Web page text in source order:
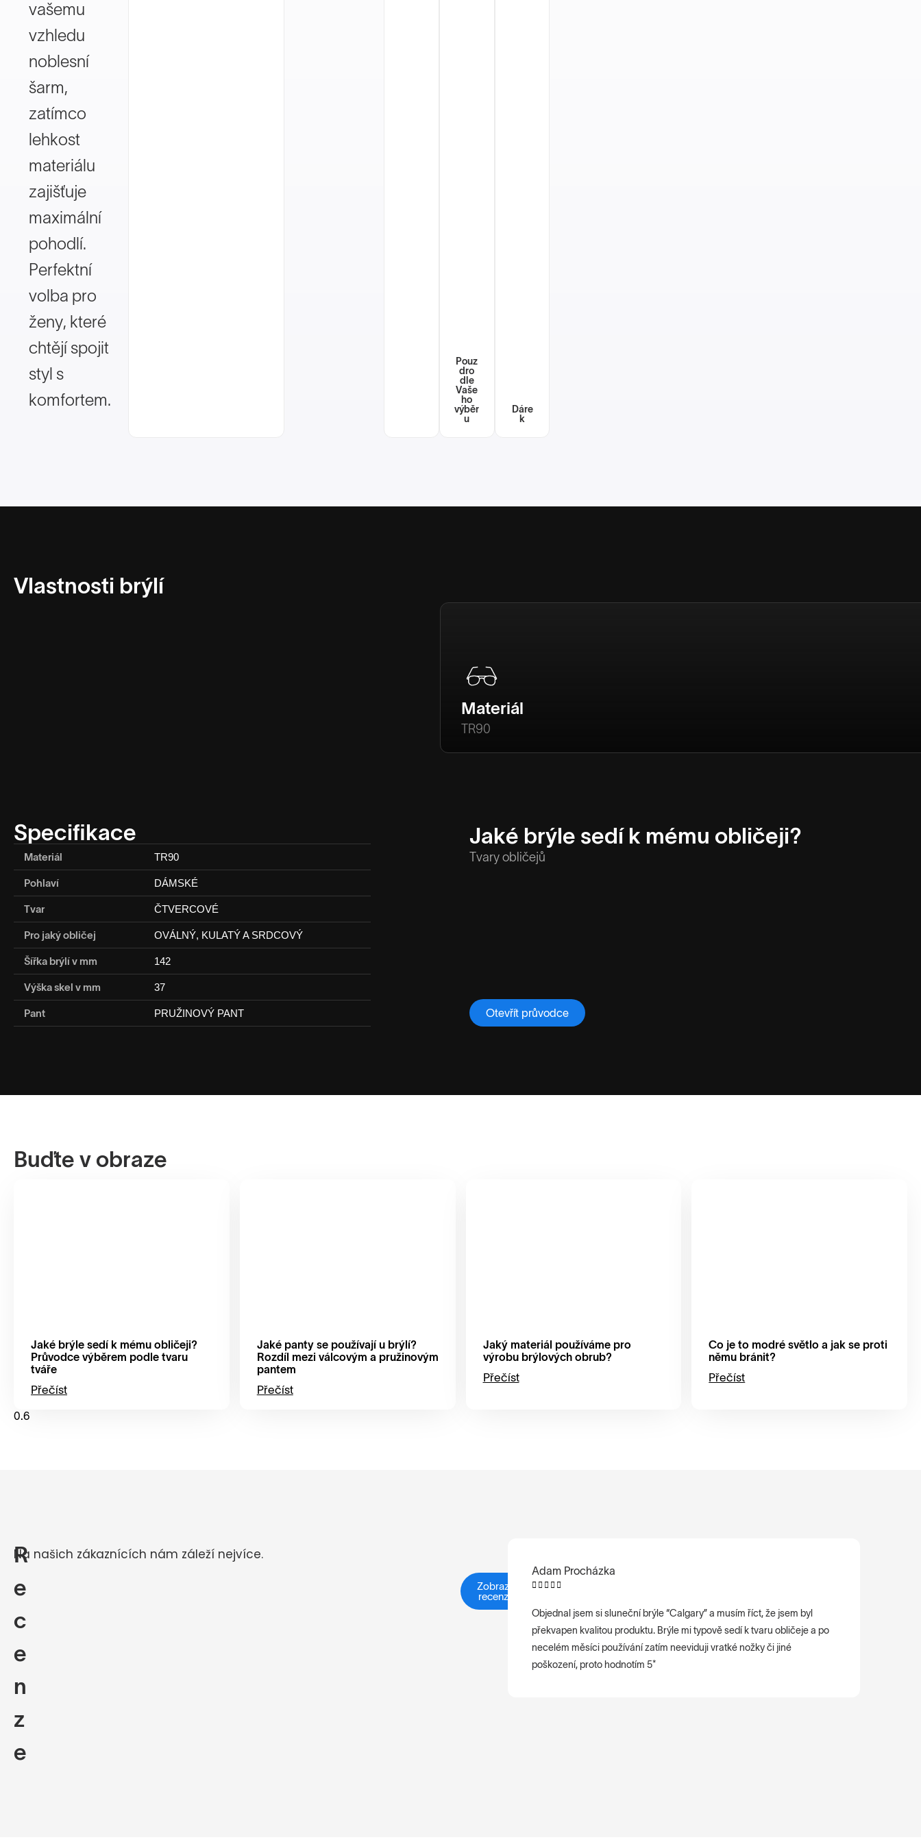
vašemu
vzhledu
noblesní
šarm,
zatímco
lehkost
materiálu
zajišťuje
maximální
pohodlí.
Perfektní
volba pro
ženy, které
chtějí spojit
styl s
komfortem.
Pouz
dro
dle
Vaše
ho
výběr
u
Dáre
k
Vlastnosti brýlí
Materiál
TR90
Specifikace
Materiál TR90
Pohlaví DÁMSKÉ
Tvar ČTVERCOVÉ
Pro jaký obličej OVÁLNÝ, KULATÝ A SRDCOVÝ
Šířka brýlí v mm 142
Výška skel v mm 37
Pant PRUŽINOVÝ PANT
Jaké brýle sedí k mému obličeji?
Tvary obličejů
Otevřít průvodce
Buďte v obraze
Jaké brýle sedí k mému obličeji?
Průvodce výběrem podle tvaru
tváře
Přečíst
Jaké panty se používají u brýlí?
Rozdíl mezi válcovým a pružinovým
pantem
Přečíst
Jaký materiál používáme pro
výrobu brýlových obrub?
Přečíst
Co je to modré světlo a jak se proti
němu bránit?
Přečíst
R
e
c
e
n
z
e
Na našich zákaznících nám záleží nejvíce.
Zobrazit
recenze
Adam Procházka
    
Objednal jsem si sluneční brýle “Calgary” a musím říct, že jsem byl
překvapen kvalitou produktu. Brýle mi typově sedí k tvaru obličeje a po
necelém měsíci používání zatím neeviduji vratké nožky či jiné
poškození, proto hodnotím 5*